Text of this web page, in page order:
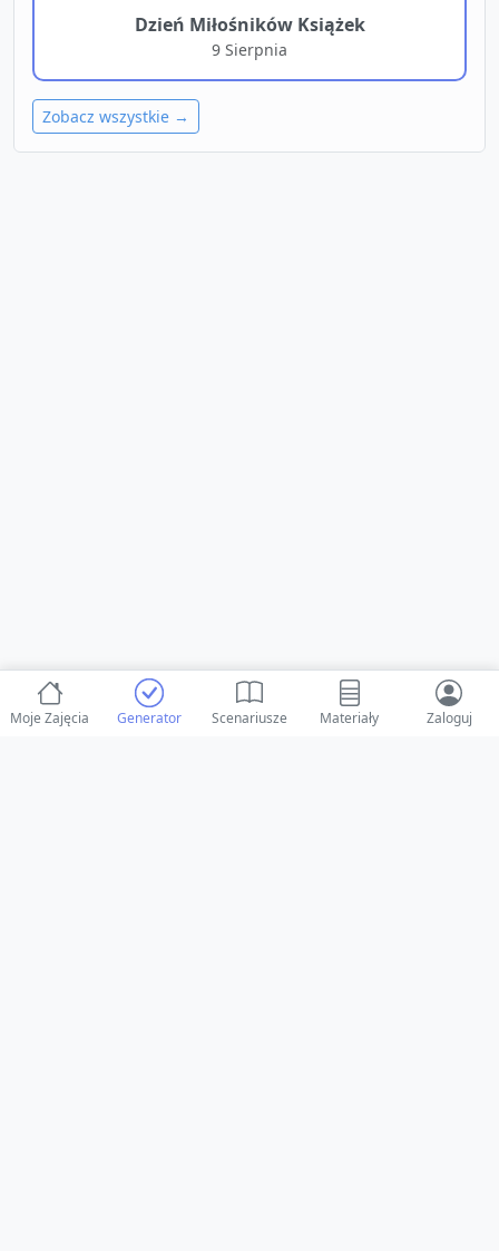
Dzień Miłośników Książek
9 Sierpnia
Zobacz wszystkie →
Moje Zajęcia Generator Scenariusze Materiały Zaloguj